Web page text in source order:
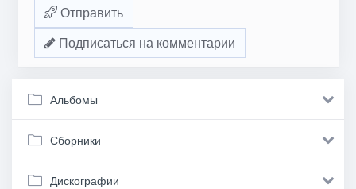
Отправить
Подписаться на комментарии
Альбомы
Сборники
Дискографии